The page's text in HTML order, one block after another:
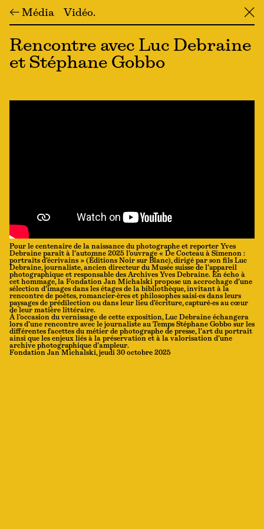
← Média Vidéo ╳
Rencontre avec Luc Debraine
et Stéphane Gobbo
Pour le centenaire de la naissance du photographe et reporter Yves
Debraine paraît à l’automne 2025 l’ouvrage « De Cocteau à Simenon :
portraits d’écrivains » (Éditions Noir sur Blanc), dirigé par son fils Luc
Debraine, journaliste, ancien directeur du Musée suisse de l’appareil
photographique et responsable des Archives Yves Debraine. En écho à
cet hommage, la Fondation Jan Michalski propose un accrochage d’une
sélection d’images dans les étages de la bibliothèque, invitant à la
rencontre de poètes, romancier·ères et philosophes saisi·es dans leurs
paysages de prédilection ou dans leur lieu d’écriture, capturé·es au cœur
de leur matière littéraire.
À l’occasion du vernissage de cette exposition, Luc Debraine échangera
lors d’une rencontre avec le journaliste au Temps Stéphane Gobbo sur les
différentes facettes du métier de photographe de presse, l’art du portrait
ainsi que les enjeux liés à la préservation et à la valorisation d’une
archive photographique d’ampleur.
Fondation Jan Michalski, jeudi 30 octobre 2025